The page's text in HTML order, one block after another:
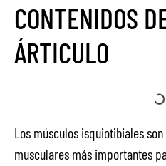
CONTENIDOS
ÁRTICULO
Los músculos isquiotibiales
musculares más importantes